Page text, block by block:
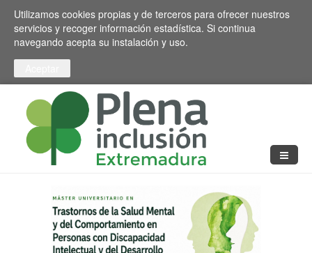
Pasar al contenido principal
Toggle high contrast
Utilizamos cookies propias y de terceros para ofrecer nuestros
servicios y recoger información estadística. Si continua
navegando acepta su instalación y uso.